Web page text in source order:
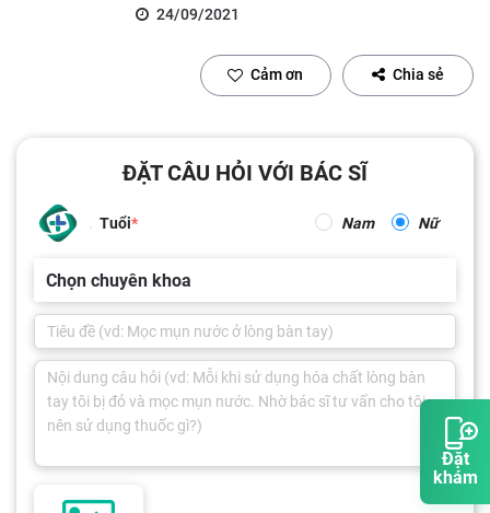
Đặt
khám
24/09/2021
Cảm ơn Chia sẻ
ĐẶT CÂU HỎI VỚI BÁC SĨ
Tuổi Nam Nữ
Chọn chuyên khoa